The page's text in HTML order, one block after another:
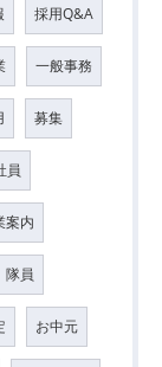
採用Q&A
一般事務
募集
員
案内
隊員
お中元